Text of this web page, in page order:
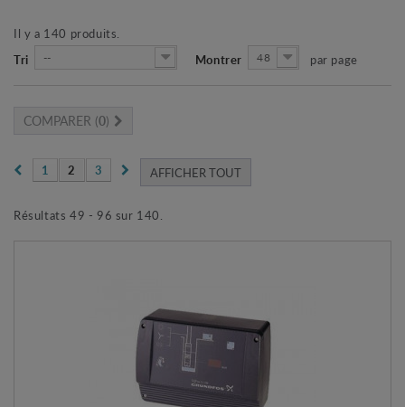
Il y a 140 produits.
Tri
-- Montrer 48 par page
COMPARER (0)
AFFICHER TOUT
1 2 3
Résultats 49 - 96 sur 140.